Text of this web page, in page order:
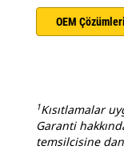
OEM
1Kısıtlamalar
Garanti
temsilcisine